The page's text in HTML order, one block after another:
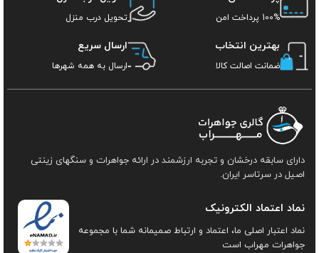
100% پرداخت امن تحویل درب منزل
بهترین انتخاب
ضمانت اصالت کالا
ارسال سریع
ارسال به همه شهرها
دارای سابقه درخشان و تجربه ارزشمند در ارائه جواهرات و سنگهای زینتی
اصیل در سرتاسر ایران.
نماد اعتماد الکترونیک
نماد اعتبار اصلی ما، اعتماد و ارتباط صمیمانه شما با مجموعه
جواهرات مهراب است